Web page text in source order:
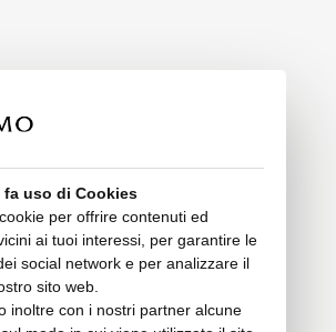
uso di Cookies
per offrire contenuti ed
ai tuoi interessi, per garantire le
social network e per analizzare il
sito web.
inoltre con i nostri partner alcune